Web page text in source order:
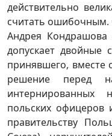
действительно
считать ошибочным.
Андрея
допускает двойные
принявшего, вместе
решение перед
интернированных
польских офицеров
правительству